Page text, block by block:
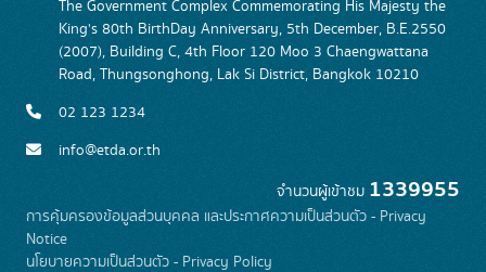
The Government Complex Commemorating His Majesty the
King's 80th BirthDay Anniversary, 5th December, B.E.2550
(2007), Building C, 4th Floor 120 Moo 3 Chaengwattana
Road, Thungsonghong, Lak Si District, Bangkok 10210
02 123 1234
info@etda.or.th
จำนวนผู้เข้าชม 1339955
การคุ้มครองข้อมูลส่วนบุคคล และประกาศความเป็นส่วนตัว - Privacy
Notice
นโยบายความเป็นส่วนตัว - Privacy Policy